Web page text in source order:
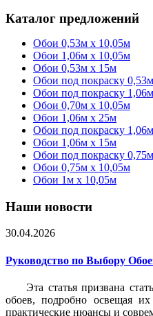
Каталог предложений
Обои 0,53м x 10,05м
Обои 1,06м х 10,05м
Обои 0,53м x 15м
Обои под покраску
Обои под покраску
Обои 0,70м x 10,05м
Обои 1,06м x 25м
Обои под покраску
Обои 1,06м x 15м
Обои под покраску
Обои 0,75м x 10,05м
Обои 1м х 10,05м
Наши новости
30.04.2026
Руководство по Выбору
Эта статья призвана
обоев, подробно освещая
практические нюансы и